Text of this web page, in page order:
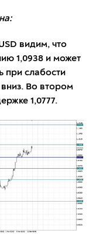
видим, что
1,0938 и может
при слабости
Во втором
1,0777.